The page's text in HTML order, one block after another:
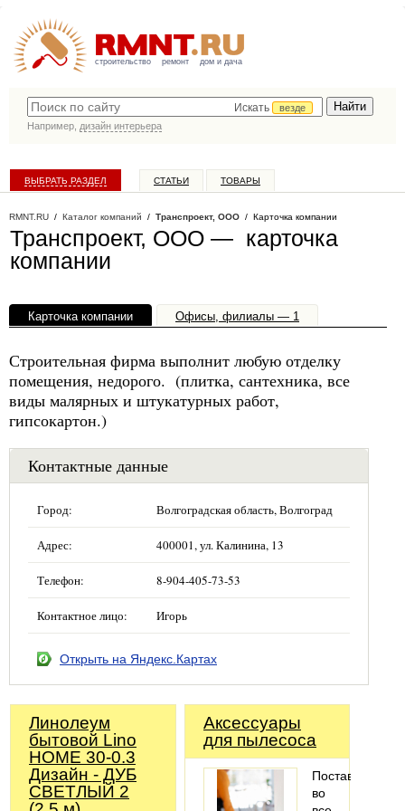
строительство ремонт дом и дача
Искать
везде
Например, дизайн интерьера
ВЫБРАТЬ РАЗДЕЛ СТАТЬИ ТОВАРЫ
RMNT.RU / Каталог компаний / Транспроект, ООО / Карточка компании
Транспроект, ООО — карточка
компании
Карточка компании Офисы, филиалы — 1
Строительная фирма выполнит любую отделку
помещения, недорого. (плитка, сантехника, все
виды малярных и штукатурных работ,
гипсокартон.)
Контактные данные
Город: Волгоградская область, Волгоград
Адрес: 400001, ул. Калинина, 13
Телефон: 8-904-405-73-53
Контактное лицо: Игорь
Открыть на Яндекс.Картах
Линолеум
бытовой Lino
HOME 30-0.3
Дизайн - ДУБ
СВЕТЛЫЙ 2
Аксессуары
для пылесоса
Поставляем
во